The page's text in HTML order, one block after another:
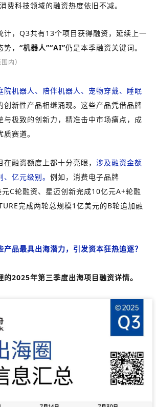
费科技领域的融资热度依旧不减。
计，Q3共有13个项目获得融资，延续上一
， “机器人”“AI”仍是本季融资关键词。
内）
院机器人、陪伴机器人、宠物穿戴、睡眠
创新性产品相继涌现。这些产品凭借品牌
与极致的创新力，精准击中市场痛点，成
赛道。
融资额度上都十分亮眼， 涉及融资金额
亿元级别。 例如，消费电子品牌
C轮融资、星迈创新完成10亿元A+轮融
完成两轮总规模1亿美元的B轮追加融
品最具出海潜力，引发资本狂热追逐？
的2025年第三季度出海项目融资详情。